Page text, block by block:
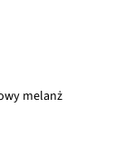
melanż